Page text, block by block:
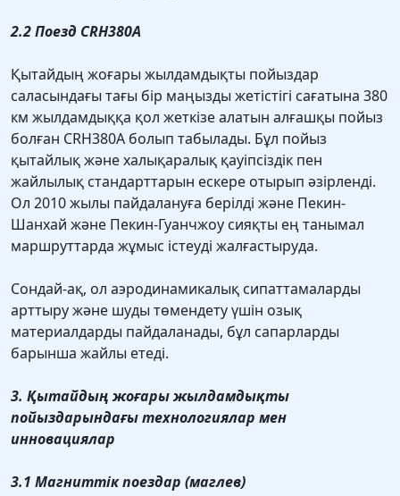
2.2 Поезд CRH380A
Қытайдың жоғары жылдамдықты пойыздар
саласындағы тағы бір маңызды жетістігі сағатына 380
км жылдамдыққа қол жеткізе алатын алғашқы пойыз
болған CRH380A болып табылады. Бұл пойыз
қытайлық және халықаралық қауіпсіздік пен
жайлылық стандарттарын ескере отырып әзірленді.
Ол 2010 жылы пайдалануға берілді және Пекин-
Шанхай және Пекин-Гуанчжоу сияқты ең танымал
маршруттарда жұмыс істеуді жалғастыруда.
Сондай-ақ, ол аэродинамикалық сипаттамаларды
арттыру және шуды төмендету үшін озық
материалдарды пайдаланады, бұл сапарларды
барынша жайлы етеді.
3. Қытайдың жоғары жылдамдықты
пойыздарындағы технологиялар мен
инновациялар
3.1 Магниттік поездар (маглев)